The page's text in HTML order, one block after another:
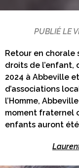
PUBLIÉ LE
Retour en chorale
droits de l’enfant,
2024 à Abbeville
d’associations
l’Homme,
moment fraternel
enfants auront